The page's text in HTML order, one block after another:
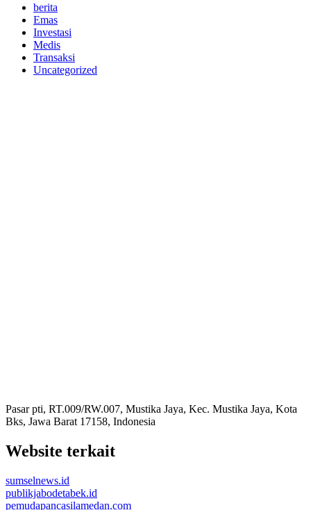
berita
Emas
Investasi
Medis
Transaksi
Uncategorized
Pasar pti, RT.009/RW.007, Mustika Jaya, Kec. Mustika Jaya, Kota
Bks, Jawa Barat 17158, Indonesia
Website terkait
sumselnews.id
publikjabodetabek.id
pemudapancasilamedan.com